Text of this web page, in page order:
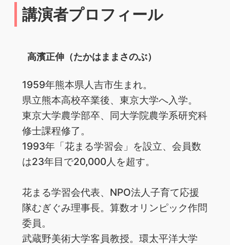
講演者プロフィール
高濱正伸（たかはままさのぶ）
1959年熊本県人吉市生まれ。
県立熊本高校卒業後、東京大学へ入学。
東京大学農学部卒、同大学院農学系研究科
修士課程修了。
1993年「花まる学習会」を設立、会員数
は23年目で20,000人を超す。
花まる学習会代表、NPO法人子育て応援
隊むぎぐみ理事長。算数オリンピック作問
委員。
武蔵野美術大学客員教授。環太平洋大学